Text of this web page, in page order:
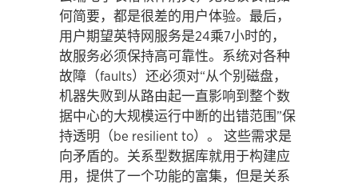
何简要，都是很差的用户体验。最后，
用户期望英特网服务是24乘7小时的，
故服务必须保持高可靠性。系统对各种
故障（faults）还必须对“从个别磁盘，
机器失败到从路由起一直影响到整个数
据中心的大规模运行中断的出错范围”保
持透明（be resilient to）。 这些需求是
向矛盾的。关系型数据库就用于构建应
用，提供了一个功能的富集，但是关系